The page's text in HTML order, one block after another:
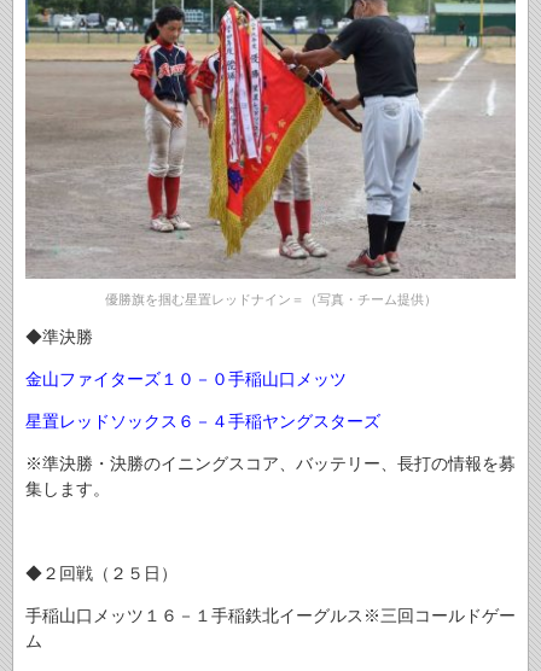
優勝旗を掴む星置レッドナイン＝（写真・チーム提供）
◆準決勝
金山ファイターズ１０－０手稲山口メッツ
星置レッドソックス６－４手稲ヤングスターズ
※準決勝・決勝のイニングスコア、バッテリー、長打の情報を募
集します。
◆２回戦（２５日）
手稲山口メッツ１６－１手稲鉄北イーグルス※三回コールドゲー
ム